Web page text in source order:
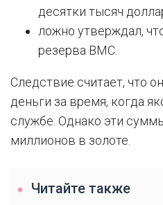
десятки тысяч
ложно утверждал,
резерва ВМС.
Следствие считает, что
деньги за время, когда
службе. Однако эти
миллионов в золоте.
Читайте также